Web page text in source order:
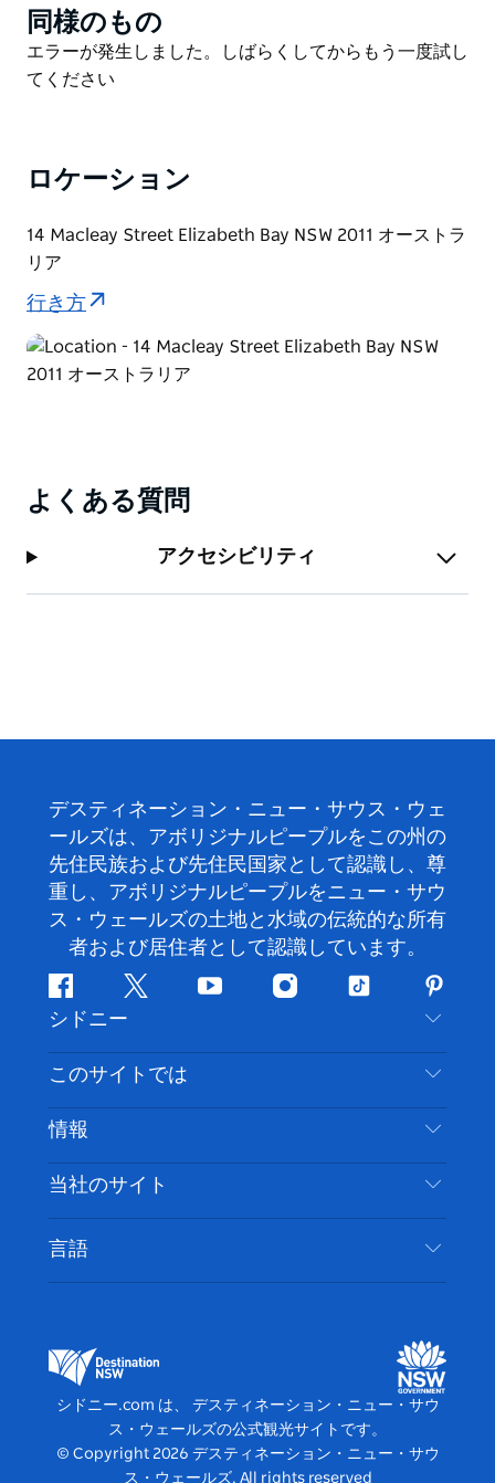
the Year Awardを受賞し、2017年には書店自体がABIA
Independent Bookshop of the Year Awardを受賞しま
Product
List
同様のもの
Product
List
エラーが発生しました。しばらくしてからもう一度試し
てください
ロケーション
14 Macleay Street Elizabeth Bay NSW 2011 オーストラ
リア
行き方
よくある質問
アクセシビリティ
デスティネーション・ニュー・サウス・ウェ
ールズは、アボリジナルピープルをこの州の
先住民族および先住民国家として認識し、尊
重し、アボリジナルピープルをニュー・サウ
ス・ウェールズの土地と水域の伝統的な所有
者および居住者として認識しています。
フ
ェ
イ
ス
ブ
ッ
ク
ツ
ッ
タ
ー
ユ
チ
ー
イ
ス
グ
ム
テ
ッ
ト
ク
ピ
ン
タ
レ
ス
ト
シドニー
お問い合わせ
免責事項
クッキーに関する通知
このサイトでは
目的地
やるべきこと
イベント
宿泊施設
情報
旅行情報
アクセシブルシドニー
ビジネスを登録する
当社のサイト
デスティネーション・ニュー・サウス・ウェール
ズメディアセンター
ビビッド・シドニー
言語
シドニー.com は、 デスティネーション・ニュー・サウ
ス・ウェールズの公式観光サイトです。
© Copyright 2026 デスティネーション・ニュー・サウ
ス・ウェールズ. All rights reserved